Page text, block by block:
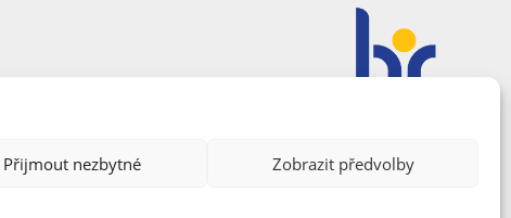
Přijmout nezbytné Zobrazit předvolby